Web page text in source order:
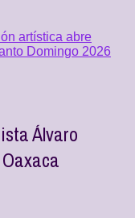
artística abre
Domingo 2026
Álvaro